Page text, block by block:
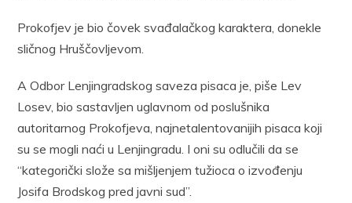
Prokofjev je bio čovek svađalačkog karaktera, donekle
sličnog Hruščovljevom.
A Odbor Lenjingradskog saveza pisaca je, piše Lev
Losev, bio sastavljen uglavnom od poslušnika
autoritarnog Prokofjeva, najnetalentovanijih pisaca koji
su se mogli naći u Lenjingradu. I oni su odlučili da se
“kategorički slože sa mišljenjem tužioca o izvođenju
Josifa Brodskog pred javni sud”.